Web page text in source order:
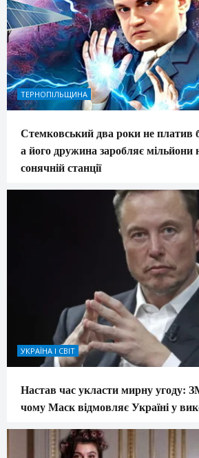
ТЕРНОПІЛЬЩИНА
Стемковський два роки не платив
а його дружина заробляє мільйони
сонячній станції
УКРАЇНА І СВІТ
Настав час укласти мирну угоду:
чому Маск відмовляє Україні у